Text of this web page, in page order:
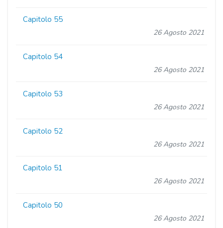
Capitolo 55
26 Agosto 2021
Capitolo 54
26 Agosto 2021
Capitolo 53
26 Agosto 2021
Capitolo 52
26 Agosto 2021
Capitolo 51
26 Agosto 2021
Capitolo 50
26 Agosto 2021